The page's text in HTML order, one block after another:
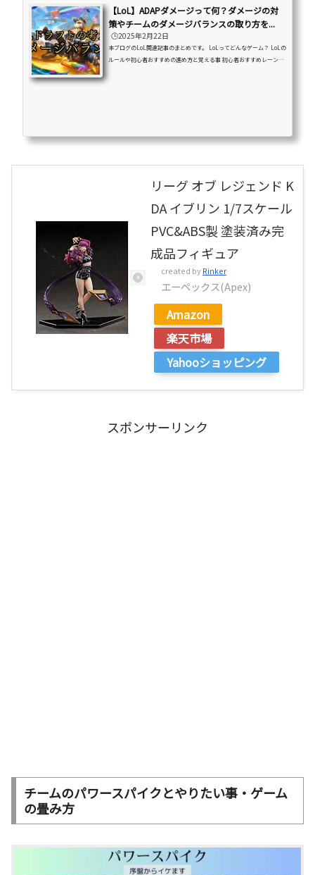
【LoL】ADAPダメージって何？ダメージの対
策やチームのダメージバランスの取り方を...
🕒️2025年2月22日
本ブログのLoL関連記事のまとめです。 LoLってどんなゲーム？ LoLの
ルールや初心者おすすめの進め方と覚える事 初心者おすすめレーンや
リーグ オブ レジェンド K
DA イブリン 1/7スケール
PVC&ABS製 塗装済み完
成品フィギュア
created byRinker
エーペックス(Apex)
Amazon
楽天市場
Yahooショッピング
スポンサーリンク
チームのパワースパイクとやりたい事・ゲーム
の畳み方